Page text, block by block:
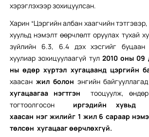
хэрэглэхээр зохицуулсан.
Харин “Цэргийн албан хаагчийн
хуульд нэмэлт өөрчлөлт оруулах тухай
зүйлийн 6.3, 6.4 дэх хэсгийг буцаан
хуулиар зохицуулаагүй тул 2010 оны 09
ны өдөр хүртэл хугацаанд цэргийн
хаасан жил болон энгийн байгууллагад
хугацаагаа нэгтгэн
тооцуулж,
тогтоолгосон иргэдийн хувьд
хаасан нэгжилийг 1 жил 6 сараар
төлсөн хугацааг өөрчлөхгүй.